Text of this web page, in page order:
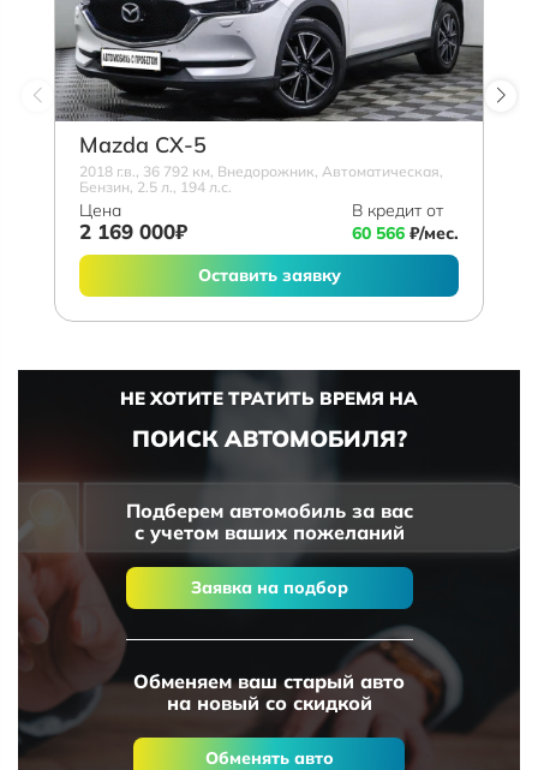
Mazda СХ-5
2018 г.в., 36 792 км, Внедорожник, Автоматическая,
Бензин, 2.5 л., 194 л.с.
Цена
2 169 000₽
В кредит от
60 566 ₽/мес.
Оставить заявку
НЕ ХОТИТЕ ТРАТИТЬ ВРЕМЯ НА
ПОИСК АВТОМОБИЛЯ?
Подберем автомобиль за вас
с учетом ваших пожеланий
Заявка на подбор
Обменяем ваш старый авто
на новый со скидкой
Обменять авто